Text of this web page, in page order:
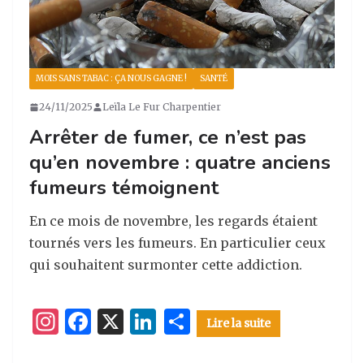
MOIS SANS TABAC : ÇA NOUS GAGNE ! SANTÉ
24/11/2025 Leïla Le Fur Charpentier
Arrêter de fumer, ce n’est pas
qu’en novembre : quatre anciens
fumeurs témoignent
En ce mois de novembre, les regards étaient
tournés vers les fumeurs. En particulier ceux
qui souhaitent surmonter cette addiction.
I
F
X
Li
ar
Lire la suite